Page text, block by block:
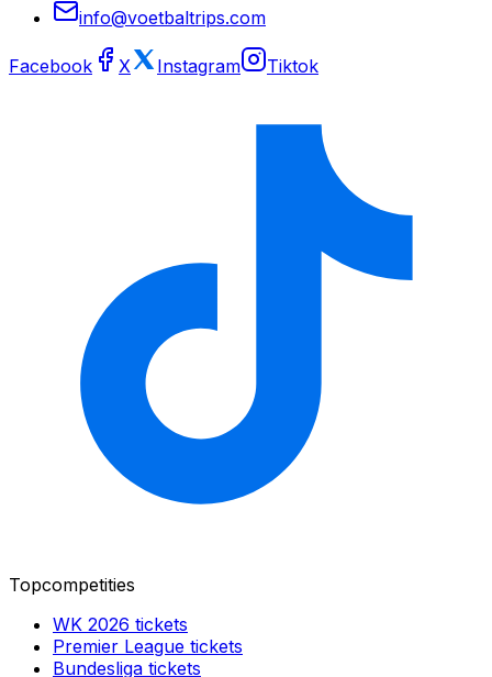
info@voetbaltrips.com
Facebook X Instagram Tiktok
Topcompetities
WK 2026 tickets
Premier League tickets
Bundesliga tickets